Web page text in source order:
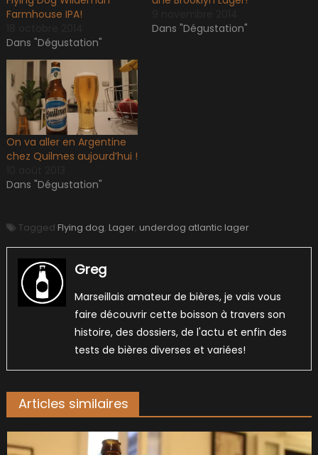
Farmhouse IPA!
Dans "Dégustation"
Dans "Dégustation"
On va aller en Argentine
chez Quilmes aujourd’hui !
Dans "Dégustation"
Tagged Flying dog, Lager, underdog atlantic lager
Greg
Marseillais amateur de bières, je vais vous
faire découvrir cette boisson à travers son
histoire, des dossiers, de l'actu et enfin des
tests de bières diverses et variées!
Articles similaires